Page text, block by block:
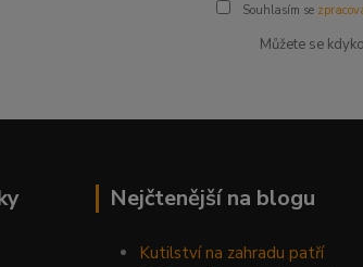
Souhlasím se
Můžete se
Nejčtenější na blogu
Kutilství na zahradu patří